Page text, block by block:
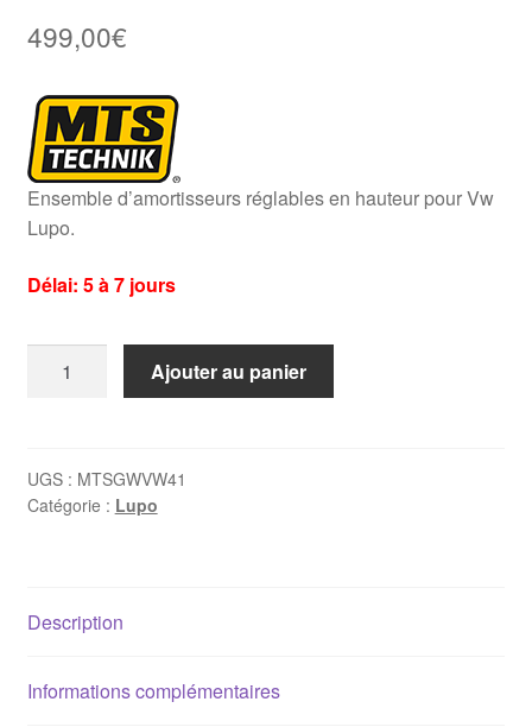
499,00€
Ensemble d’amortisseurs réglables en hauteur pour Vw
Lupo.
Délai: 5 à 7 jours
Vw
Lupo
Ajouter au panier
UGS : MTSGWVW41
Catégorie : Lupo
Description
Informations complémentaires